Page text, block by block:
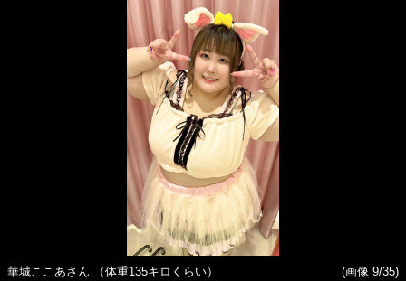
華城ここあさん （体重135キロくらい） (画像 9/35)